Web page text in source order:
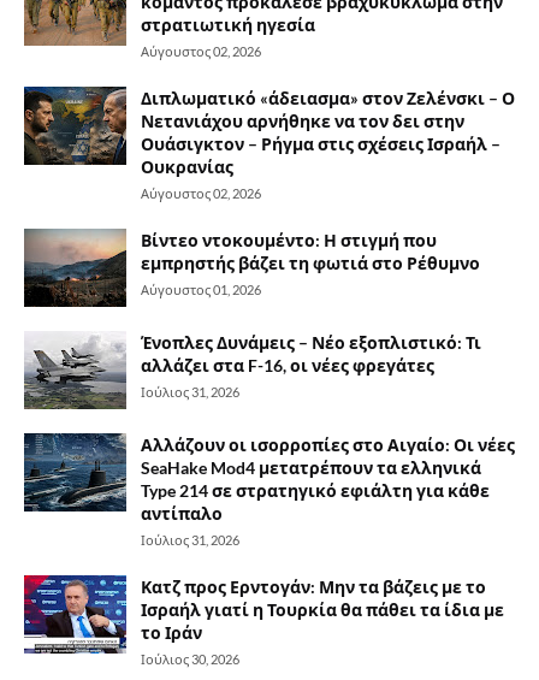
στρατιωτική ηγεσία
Αύγουστος 02, 2026
Διπλωματικό «άδειασμα» στον Ζελένσκι – Ο
Νετανιάχου αρνήθηκε να τον δει στην
Ουάσιγκτον – Ρήγμα στις σχέσεις Ισραήλ –
Ουκρανίας
Αύγουστος 02, 2026
Βίντεο ντοκουμέντο: Η στιγμή που
εμπρηστής βάζει τη φωτιά στο Ρέθυμνο
Αύγουστος 01, 2026
Ένοπλες Δυνάμεις – Νέο εξοπλιστικό: Τι
αλλάζει στα F-16, οι νέες φρεγάτες
Ιούλιος 31, 2026
Αλλάζουν οι ισορροπίες στο Αιγαίο: Οι νέες
SeaHake Mod4 μετατρέπουν τα ελληνικά
Type 214 σε στρατηγικό εφιάλτη για κάθε
αντίπαλο
Ιούλιος 31, 2026
Κατζ προς Ερντογάν: Μην τα βάζεις με το
Ισραήλ γιατί η Τουρκία θα πάθει τα ίδια με
το Ιράν
Ιούλιος 30, 2026